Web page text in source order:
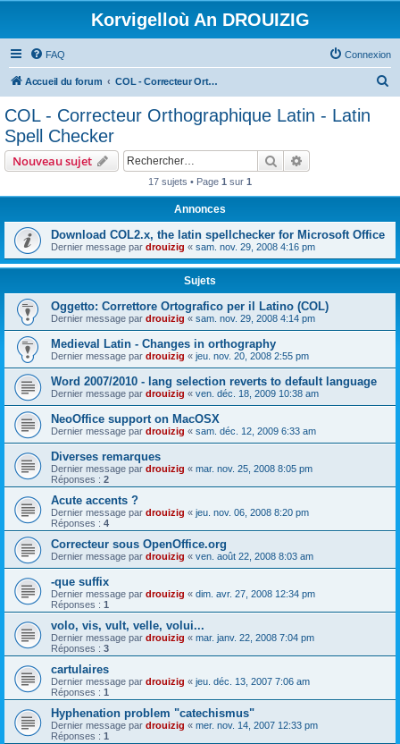
Korvigelloù An DROUIZIG
FAQ Connexion
Accueil du forum COL - Correcteur Orthographique Latin - Latin Spell Checker
COL - Correcteur Orthographique Latin - Latin
Spell Checker
Nouveau sujet Rechercher
17 sujets • Page 1 sur 1
Annonces
Download COL2.x, the latin spellchecker for Microsoft Office
Dernier message par drouizig « sam. nov. 29, 2008 4:16 pm
Sujets
Oggetto: Correttore Ortografico per il Latino (COL)
Dernier message par drouizig « sam. nov. 29, 2008 4:14 pm
Medieval Latin - Changes in orthography
Dernier message par drouizig « jeu. nov. 20, 2008 2:55 pm
Word 2007/2010 - lang selection reverts to default language
Dernier message par drouizig « ven. déc. 18, 2009 10:38 am
NeoOffice support on MacOSX
Dernier message par drouizig « sam. déc. 12, 2009 6:33 am
Diverses remarques
Dernier message par drouizig « mar. nov. 25, 2008 8:05 pm
Réponses : 2
Acute accents ?
Dernier message par drouizig « jeu. nov. 06, 2008 8:20 pm
Réponses : 4
Correcteur sous OpenOffice.org
Dernier message par drouizig « ven. août 22, 2008 8:03 am
-que suffix
Dernier message par drouizig « dim. avr. 27, 2008 12:34 pm
Réponses : 1
volo, vis, vult, velle, volui...
Dernier message par drouizig « mar. janv. 22, 2008 7:04 pm
Réponses : 3
cartulaires
Dernier message par drouizig « jeu. déc. 13, 2007 7:06 am
Réponses : 1
Hyphenation problem "catechismus"
Dernier message par drouizig « mer. nov. 14, 2007 12:33 pm
Réponses : 1